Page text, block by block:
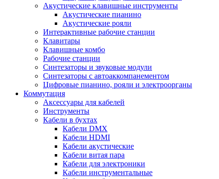
Акустические клавишные инструменты
Акустические пианино
Акустические рояли
Интерактивные рабочие станции
Клавитары
Клавишные комбо
Рабочие станции
Синтезаторы и звуковые модули
Синтезаторы с автоаккомпанементом
Цифровые пианино, рояли и электроорганы
Коммутация
Аксессуары для кабелей
Инструменты
Кабели в бухтах
Кабели DMX
Кабели HDMI
Кабели акустические
Кабели витая пара
Кабели для электроники
Кабели инструментальные